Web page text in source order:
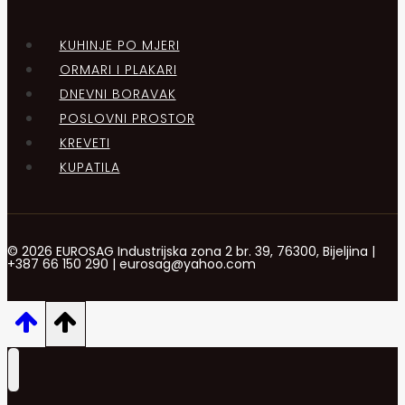
KUHINJE PO MJERI
ORMARI I PLAKARI
DNEVNI BORAVAK
POSLOVNI PROSTOR
KREVETI
KUPATILA
© 2026 EUROSAG Industrijska zona 2 br. 39, 76300, Bijeljina |
+387 66 150 290 | eurosag@yahoo.com